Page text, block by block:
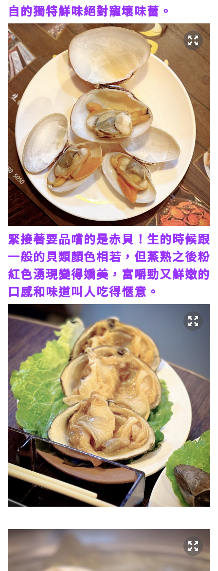
自的獨特鮮味絕對寵壞味蕾。
緊接著要品嚐的是赤貝！生的時候跟
一般的貝類顏色相若，但蒸熟之後粉
紅色湧現變得嬌美，富嚼勁又鮮嫩的
口感和味道叫人吃得愜意。